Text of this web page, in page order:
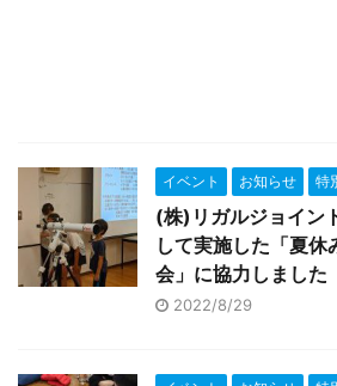
イベント お知らせ 特
(株)リガルジョイン
して実施した「夏
会」に協力しました
2022/8/29